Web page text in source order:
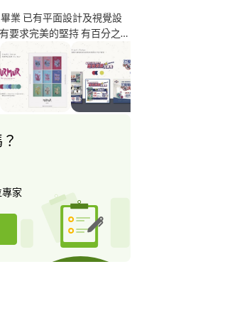
業 已有平面設計及視覺設
要求完美的堅持 有百分之百
：平面設計 / 視覺設計
家